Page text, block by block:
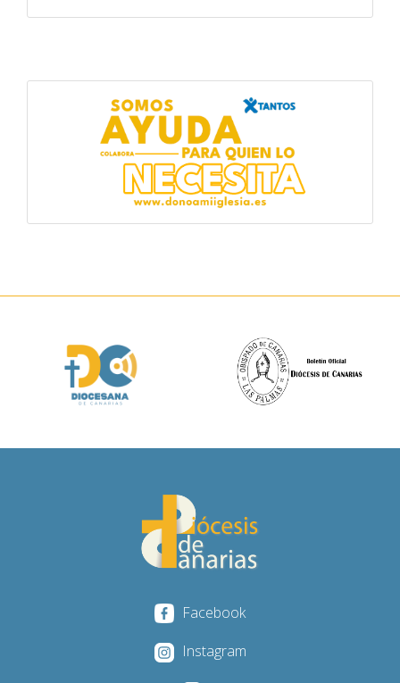
Facebook
Instagram